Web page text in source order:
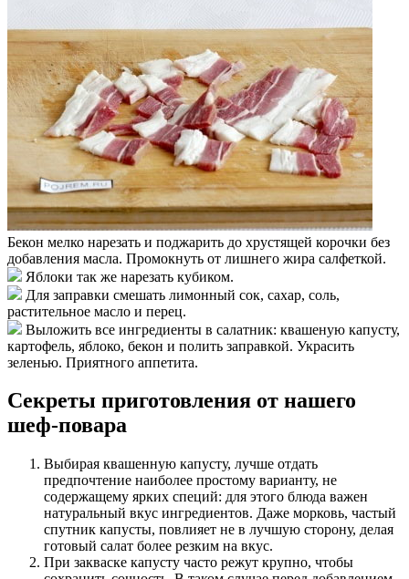
Бекон мелко нарезать и поджарить до хрустящей корочки без
добавления масла. Промокнуть от лишнего жира салфеткой.
Яблоки так же нарезать кубиком.
Для заправки смешать лимонный сок, сахар, соль,
растительное масло и перец.
Выложить все ингредиенты в салатник: квашеную капусту,
картофель, яблоко, бекон и полить заправкой. Украсить
зеленью. Приятного аппетита.
Секреты приготовления от нашего
шеф-повара
Выбирая квашенную капусту, лучше отдать
предпочтение наиболее простому варианту, не
содержащему ярких специй: для этого блюда важен
натуральный вкус ингредиентов. Даже морковь, частый
спутник капусты, повлияет не в лучшую сторону, делая
готовый салат более резким на вкус.
При закваске капусту часто режут крупно, чтобы